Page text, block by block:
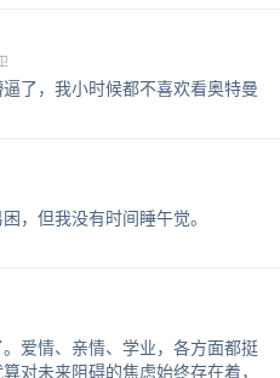
了，我小时候都不喜欢看奥特曼
，但我没有时间睡午觉。
爱情、亲情、学业，各方面都挺
对未来阻碍的焦虑始终存在着，